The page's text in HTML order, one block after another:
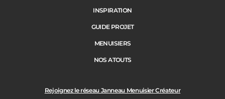
Rejoignez le réseau Janneau Menuisier Créateur
INSPIRATION
GUIDE PROJET
MENUISIERS
NOS ATOUTS